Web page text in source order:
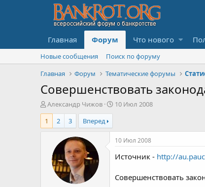
Главная Форум Что нового
Новые сообщения
Поиск по форуму
Главная
Форум Тематические форумы
Совершенствовать
А
в
т
о
Александр Чижов
Д
а
н
ч
л
10 Июл 2008
1
2 3 Вперед
10 Июл 2008
Источник - http://
Совершенствовать